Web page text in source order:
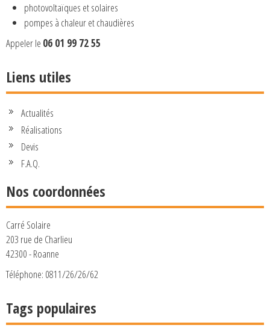
photovoltaïques et solaires
pompes à chaleur et chaudières
Appeler le 06 01 99 72 55
Liens utiles
Actualités
Réalisations
Devis
F.A.Q.
Nos coordonnées
Carré Solaire
203 rue de Charlieu
42300 - Roanne
Téléphone: 0811/26/26/62
Tags populaires